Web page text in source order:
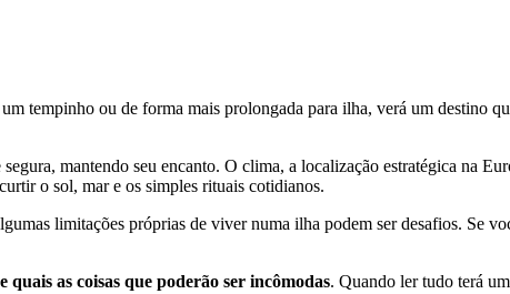
tempinho ou de forma mais prolongada para ilha, verá um destino
mantendo seu encanto. O clima, a localização estratégica na
o sol, mar e os simples rituais cotidianos.
limitações próprias de viver numa ilha podem ser desafios. Se
as coisas que poderão ser incômodas. Quando ler tudo terá